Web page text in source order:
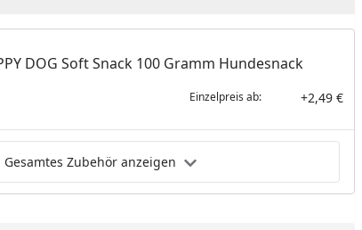
DOG Soft Snack 100 Gramm Hundesnack
Einzelpreis ab: +2,49 €
Gesamtes Zubehör anzeigen